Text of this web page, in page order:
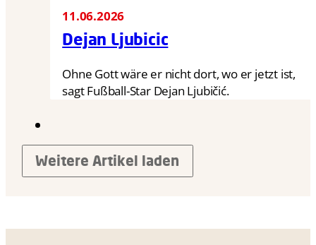
11.06.2026
Dejan Ljubicic
Ohne Gott wäre er nicht dort, wo er jetzt ist,
sagt Fußball-Star Dejan Ljubičić.
Weitere Artikel laden